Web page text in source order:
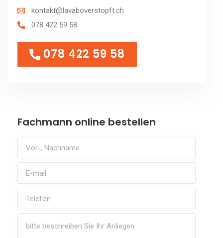
kontakt@lavaboverstopft.ch
078 422 59 58
078 422 59 58
078 422 59 58
Fachmann online bestellen